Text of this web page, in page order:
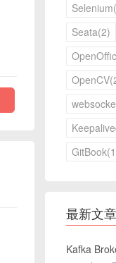
Seata(2)
最新文章
Kafka